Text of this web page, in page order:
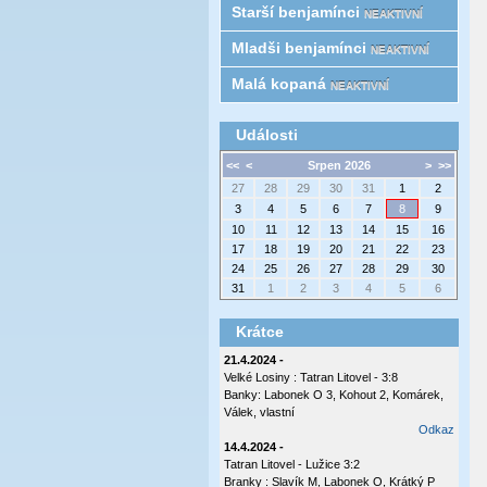
Starší benjamínci NEAKTIVNÍ
Mladši benjamínci NEAKTIVNÍ
Malá kopaná NEAKTIVNÍ
Události
<< < > >>
Srpen 2026
27
28 29 30 31 1
2
3
4 5 6 7 8
9
10
11 12 13 14 15
16
17
18 19 20 21 22
23
24
25 26 27 28 29
30
31
1 2 3 4 5 6
Krátce
21.4.2024 -
Velké Losiny : Tatran Litovel - 3:8
Banky: Labonek O 3, Kohout 2, Komárek,
Válek, vlastní
Odkaz
14.4.2024 -
Tatran Litovel - Lužice 3:2
Branky : Slavík M, Labonek O, Krátký P